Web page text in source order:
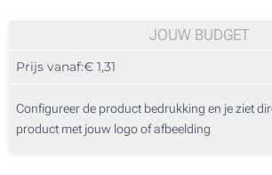
50
250
JOUW BUDGET
Prijs vanaf:€ 1,31
Configureer de product bedrukking en je ziet
product met jouw logo of afbeelding